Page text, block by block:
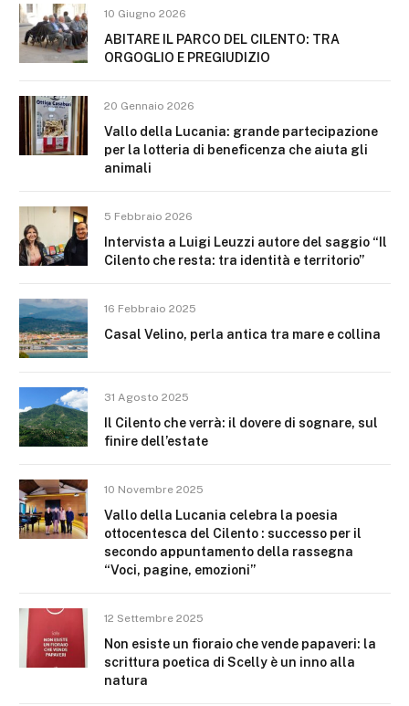
10 Giugno 2026
ABITARE IL PARCO DEL CILENTO: TRA
ORGOGLIO E PREGIUDIZIO
20 Gennaio 2026
Vallo della Lucania: grande partecipazione
per la lotteria di beneficenza che aiuta gli
animali
5 Febbraio 2026
Intervista a Luigi Leuzzi autore del saggio “Il
Cilento che resta: tra identità e territorio”
16 Febbraio 2025
Casal Velino, perla antica tra mare e collina
31 Agosto 2025
Il Cilento che verrà: il dovere di sognare, sul
finire dell’estate
10 Novembre 2025
Vallo della Lucania celebra la poesia
ottocentesca del Cilento : successo per il
secondo appuntamento della rassegna
“Voci, pagine, emozioni”
12 Settembre 2025
Non esiste un fioraio che vende papaveri: la
scrittura poetica di Scelly è un inno alla
natura